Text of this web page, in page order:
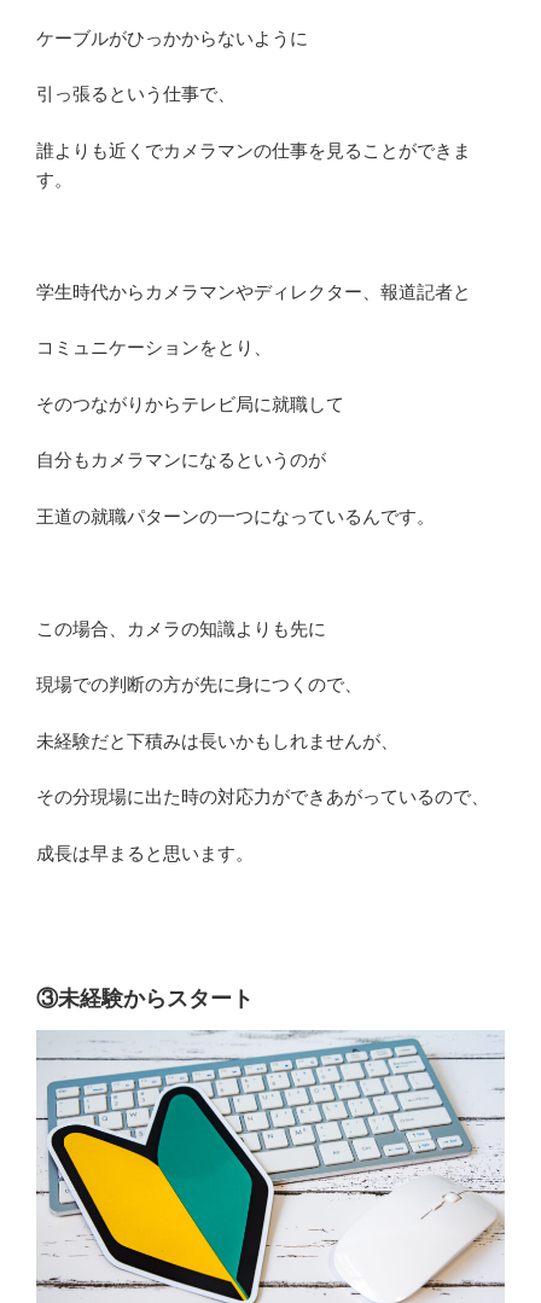
ケーブルがひっかからないように
引っ張るという仕事で、
誰よりも近くでカメラマンの仕事を見ることができま
す。
学生時代からカメラマンやディレクター、報道記者と
コミュニケーションをとり、
そのつながりからテレビ局に就職して
自分もカメラマンになるというのが
王道の就職パターンの一つになっているんです。
この場合、カメラの知識よりも先に
現場での判断の方が先に身につくので、
未経験だと下積みは長いかもしれませんが、
その分現場に出た時の対応力ができあがっているので、
成長は早まると思います。
③未経験からスタート